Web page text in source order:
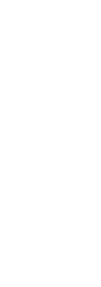
我們希望能協助您打造美
用者都能跨瀏覽器使用。